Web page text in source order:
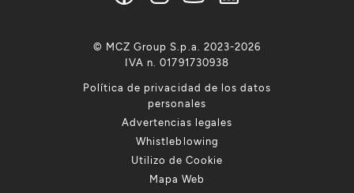
Política de privacidad de los datos
personales
Advertencias legales
Whistleblowing
Utilizo de Cookie
Mapa Web
© MCZ Group S.p.a. 2023-2026
IVA n. 01791730938